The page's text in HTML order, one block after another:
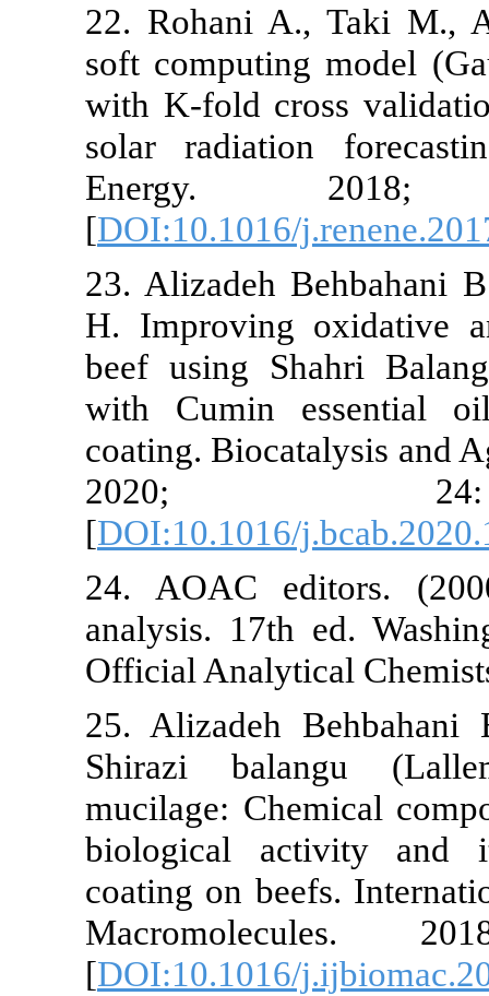
22. Rohani
soft
with K-fold
solar
[
23.
H.
beef using
with
coating.
[
24. AOAC
analysis.
Official
25.
Shirazi
mucilage:
biological
coating on
[